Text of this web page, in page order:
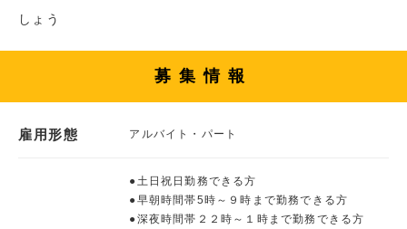
しょう
募集情報
雇用形態 アルバイト・パート
●土日祝日勤務できる方
●早朝時間帯5時～９時まで勤務できる方
●深夜時間帯２２時～１時まで勤務できる方